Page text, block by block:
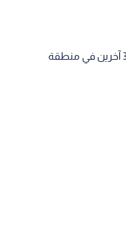
مقتل 3 أشخاص بينهم طفل وإصابة 3 آخرين في منطقة